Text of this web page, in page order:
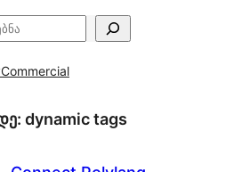
Commercial
dynamic tags